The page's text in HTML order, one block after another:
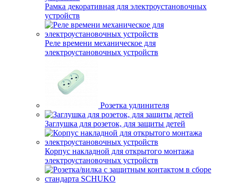
Рамка декоративная для электроустановочных
устройств
Реле времени механическое для
электроустановочных устройств
Розетка удлинителя
Заглушка для розеток, для защиты детей
Корпус накладной для открытого монтажа
электроустановочных устройств